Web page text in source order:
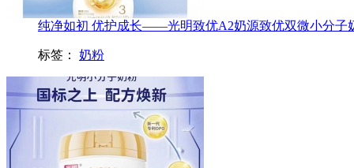
纯净如初 优护成长——光明致优A2奶源致优双微小分子
标签： 奶粉